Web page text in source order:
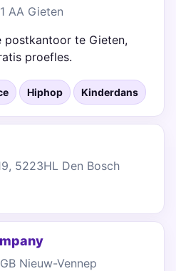
AA Gieten
postkantoor te Gieten,
proefles.
Hiphop Kinderdans
5223HL Den Bosch
Nieuw-Vennep